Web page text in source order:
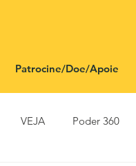
Patrocine/Doe/Apoie
VEJA Poder 360